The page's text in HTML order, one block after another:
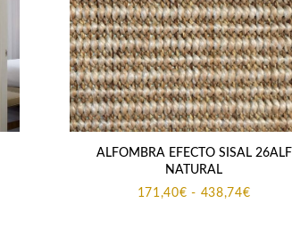
ALFOMBRA EFECTO SISAL 26ALF
NATURAL
171,40€ - 438,74€Rango